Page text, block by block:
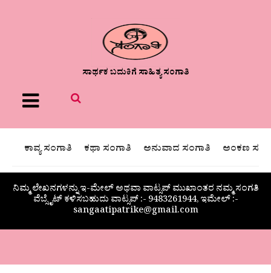
ಸಾರ್ಥಕ ಬದುಕಿಗೆ ಸಾಹಿತ್ಯ ಸಂಗಾತಿ
Menu
ಕಾವ್ಯ ಸಂಗಾತಿ ಕಥಾ ಸಂಗಾತಿ ಅನುವಾದ ಸಂಗಾತಿ ಅಂಕಣ
ನಿಮ್ಮ ಲೇಖನಗಳನ್ನು ಇ-ಮೇಲ್ ಅಥವಾ ವಾಟ್ಸಪ್ ಮುಖಾಂತರ ನಮ್ಮ ಸಂಗತಿ
ವೆಬ್ಸೈಟ್ ಕಳಿಸಬಹುದು ವಾಟ್ಸಪ್‌ :- 9483261944, ಇಮೇಲ್ :-
sangaatipatrike@gmail.com